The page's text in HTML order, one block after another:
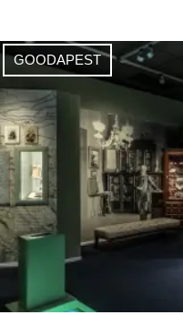
GOODAPEST